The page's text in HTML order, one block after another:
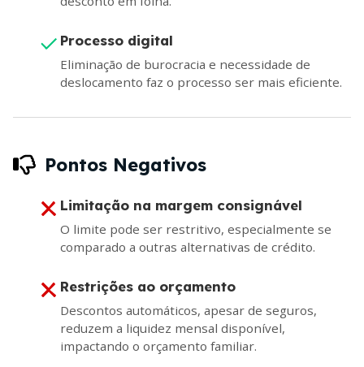
Processo digital
Eliminação de burocracia e necessidade de
deslocamento faz o processo ser mais eficiente.
Pontos Negativos
Limitação na margem consignável
O limite pode ser restritivo, especialmente se
comparado a outras alternativas de crédito.
Restrições ao orçamento
Descontos automáticos, apesar de seguros,
reduzem a liquidez mensal disponível,
impactando o orçamento familiar.